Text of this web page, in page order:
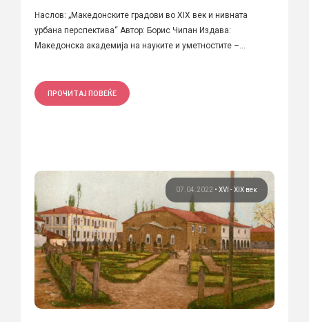
Наслов: „Македонските градови во XIX век и нивната
урбана перспектива“ Автор: Борис Чипан Издава:
Македонска академија на науките и уметностите –...
ПРОЧИТАЈ ПОВЕЌЕ
07.04.2022 • XVI - XIX век